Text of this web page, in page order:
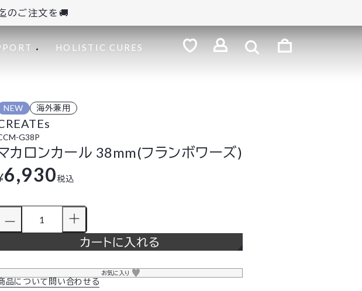
のご注文を🚚
HOLISTIC CURES
NEW 海外兼用
G38P
カロンカール 38mm(フランボワーズ)
6,930税込
カートに入れる
お気に入り
品について問い合わせる